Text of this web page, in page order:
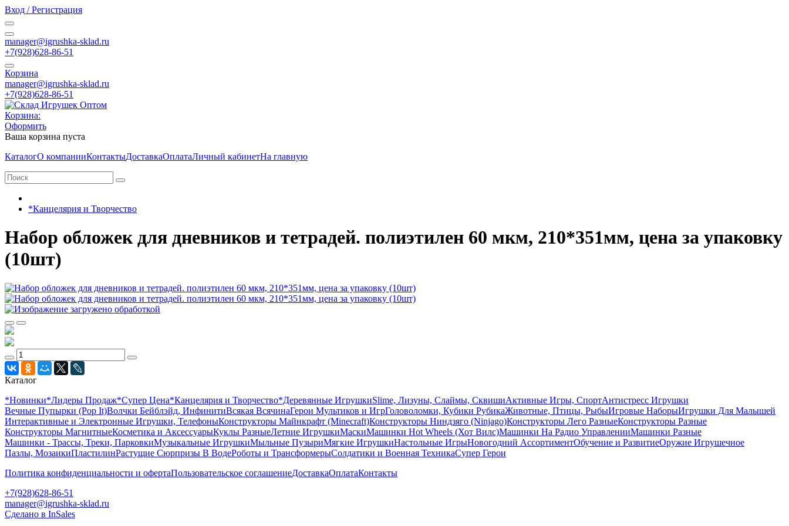
Вход / Регистрация
manager@igrushka-sklad.ru
+7(928)628-86-51
Корзина
manager@igrushka-sklad.ru
+7(928)628-86-51
Корзина:
Оформить
Ваша корзина пуста
КаталогО компанииКонтактыДоставкаОплатаЛичный кабинетНа главную
*Канцелярия и Творчество
Набор обложек для дневников и тетрадей. полиэтилен 60 мкм, 210*351мм, цена за упаковку
(10шт)
Каталог
*Новинки*Лидеры Продаж*Супер Цена*Канцелярия и Творчество*Деревянные ИгрушкиSlime, Лизуны, Слаймы, СквишиАктивные Игры, СпортАнтистресс Игрушки
Вечные Пупырки (Pop It)Волчки Бейблэйд, ИнфинитиВсякая ВсячинаГерои Мультиков и ИгрГоловоломки, Кубики РубикаЖивотные, Птицы, РыбыИгровые НаборыИгрушки Для Малышей
Интерактивные и Электронные Игрушки, ТелефоныКонструкторы Майнкрафт (Minecraft)Конструкторы Ниндзяго (Ninjago)Конструкторы Лего РазныеКонструкторы Разные
Конструкторы МагнитныеКосметика и АксессуарыКуклы РазныеЛетние ИгрушкиМаскиМашинки Hot Wheels (Хот Вилс)Машинки На Радио УправленииМашинки Разные
Машинки - Трассы, Треки, ПарковкиМузыкальные ИгрушкиМыльные ПузыриМягкие ИгрушкиНастольные ИгрыНовогодний АссортиментОбучение и РазвитиеОружие Игрушечное
Пазлы, МозаикиПластилинРастущие Сюрпризы В ВодеРоботы и ТрансформерыСолдатики и Военная ТехникаСупер Герои
Политика конфиденциальности и офертаПользовательское соглашениеДоставкаОплатаКонтакты
+7(928)628-86-51
manager@igrushka-sklad.ru
Сделано в InSales